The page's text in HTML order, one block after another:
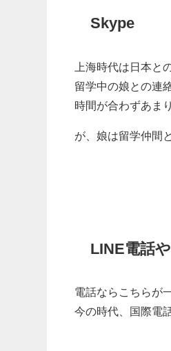
Skype
上海時代は日本と
留学中の娘との連
時間が合わずあま
が、娘は留学仲間
LINE電話
電話ならこちらが
今の時代、国際電